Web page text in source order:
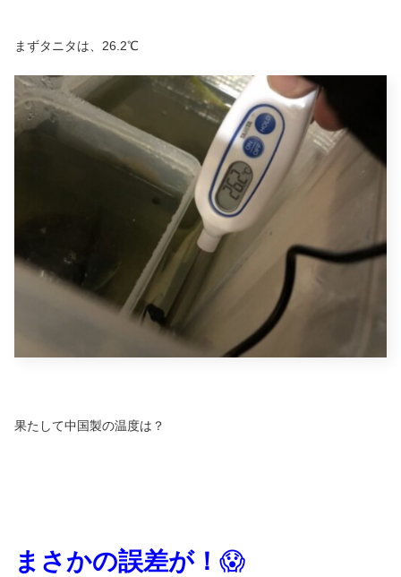
まずタニタは、26.2℃
果たして中国製の温度は？
まさかの誤差が！ 😱